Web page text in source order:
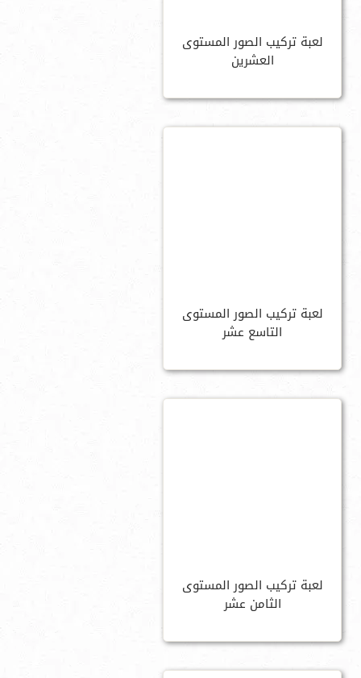
لعبة تركيب الصور المستوى
العشرين
لعبة تركيب الصور المستوى
التاسع عشر
لعبة تركيب الصور المستوى
الثامن عشر